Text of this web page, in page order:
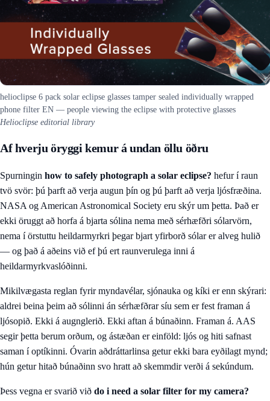
helioclipse 6 pack solar eclipse glasses tamper sealed individually wrapped
phone filter EN — people viewing the eclipse with protective glasses
Helioclipse editorial library
Af hverju öryggi kemur á undan öllu öðru
Spurningin how to safely photograph a solar eclipse? hefur í raun
tvö svör: þú þarft að verja augun þín og þú þarft að verja ljósfræðina.
NASA og American Astronomical Society eru skýr um þetta. Það er
ekki öruggt að horfa á bjarta sólina nema með sérhæfðri sólarvörn,
nema í örstuttu heildarmyrkri þegar bjart yfirborð sólar er alveg hulið
— og það á aðeins við ef þú ert raunverulega inni á
heildarmyrkvaslóðinni.
Mikilvægasta reglan fyrir myndavélar, sjónauka og kíki er enn skýrari:
aldrei beina þeim að sólinni án sérhæfðrar síu sem er fest framan á
ljósopið. Ekki á augnglerið. Ekki aftan á búnaðinn. Framan á. AAS
segir þetta berum orðum, og ástæðan er einföld: ljós og hiti safnast
saman í optíkinni. Óvarin aðdráttarlinsa getur ekki bara eyðilagt mynd;
hún getur hitað búnaðinn svo hratt að skemmdir verði á sekúndum.
Þess vegna er svarið við do i need a solar filter for my camera?